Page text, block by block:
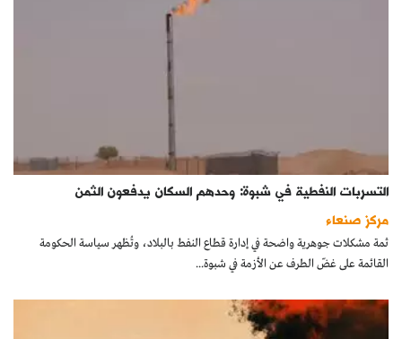
التسربات النفطية في شبوة: وحدهم السكان يدفعون الثمن
مركز صنعاء
ثمة مشكلات جوهرية واضحة في إدارة قطاع النفط بالبلاد، وتُظهر سياسة الحكومة
القائمة على غضّ الطرف عن الأزمة في شبوة...